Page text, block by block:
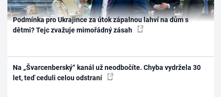
Podmínka pro Ukrajince za útok zápalnou lahví na dům s
dětmi? Tejc zvažuje mimořádný zásah
Na „Švarcenberský“ kanál už neodbočíte. Chyba vydržela 30
let, teď ceduli celou odstraní